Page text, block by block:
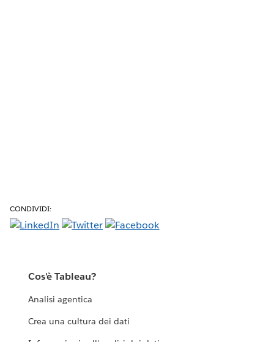
CONDIVIDI:
Cos'è Tableau?
Analisi agentica
Crea una cultura dei dati